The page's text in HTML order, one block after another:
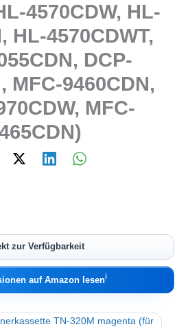
4570CDW, HL-
HL-4570CDWT,
DCP-
MFC-9460CDN,
MFC-
zur Verfügbarkeit
auf Amazon lesenℹ︎